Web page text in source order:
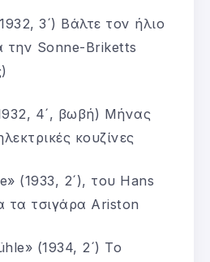
3´) Βάλτε τον ήλιο
την Sonne-Briketts
4´, βωβή) Μήνας
κουζίνες
(1933, 2´), του Hans
τα τσιγάρα Ariston
(1934, 2´) Το